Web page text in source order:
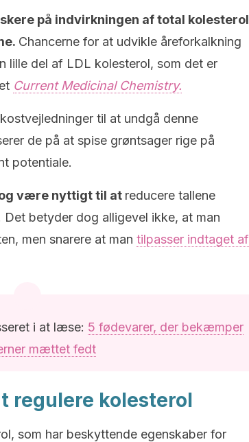
på indvirkningen af total kolesterol
Chancerne for at udvikle åreforkalkning
lille del af LDL kolesterol, som det er
Current Medicinal Chemistry.
til at undgå denne
de på at spise grøntsager rige på
potentiale.
være nyttigt til at reducere tallene
betyder dog alligevel ikke, at man
men snarere at man tilpasser indtaget af
i at læse: 5 fødevarer, der bekæmper
mættet fedt
regulere kolesterol
som har beskyttende egenskaber for